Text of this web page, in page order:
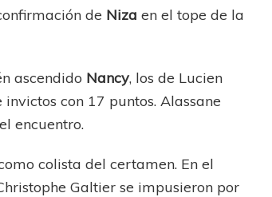
de
Niza
arriba
de Niza en el tope de la
ascendido Nancy, los de Lucien
con 17 puntos. Alassane
encuentro.
colista del certamen. En el
Galtier se impusieron por